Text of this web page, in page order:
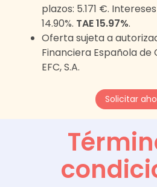
plazos: 5.171 €.
14.90%. TAE 15.97%.
Oferta sujeta a
Financiera Española de
EFC, S.A.
Solicitar